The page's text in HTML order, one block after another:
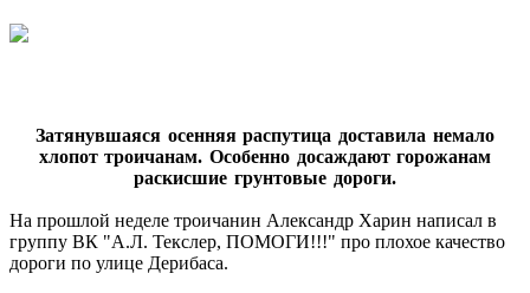
Затянувшаяся осенняя распутица доставила немало
хлопот троичанам. Особенно досаждают горожанам
раскисшие грунтовые дороги.
На прошлой неделе троичанин Александр Харин написал в
группу ВК "А.Л. Текслер, ПОМОГИ!!!" про плохое качество
дороги по улице Дерибаса.